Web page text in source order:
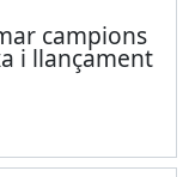
campions
i llançament